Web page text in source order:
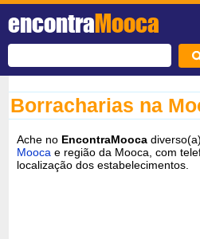
encontraMooca
Borracharias na
Ache no EncontraMooca
Mooca e região da Mooca, com
localização dos estabelecimentos.